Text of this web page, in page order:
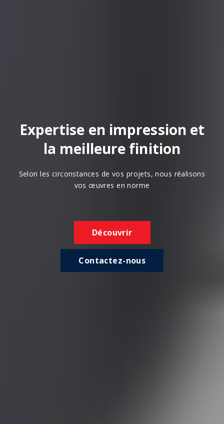
Expertise en impression et
la meilleure finition
Selon les circonstances de vos projets, nous réalisons
vos œuvres en norme
Découvrir
Contactez-nous